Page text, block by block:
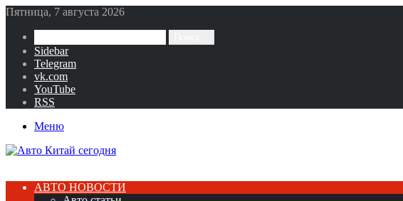
Пятница, 7 августа 2026
Sidebar
Telegram
vk.com
YouTube
RSS
Меню
АВТО НОВОСТИ